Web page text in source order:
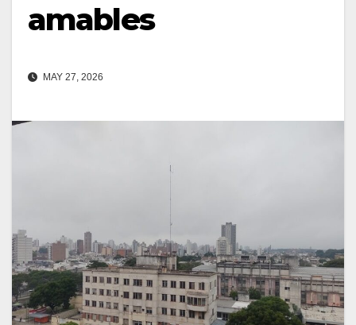
amables
MAY 27, 2026